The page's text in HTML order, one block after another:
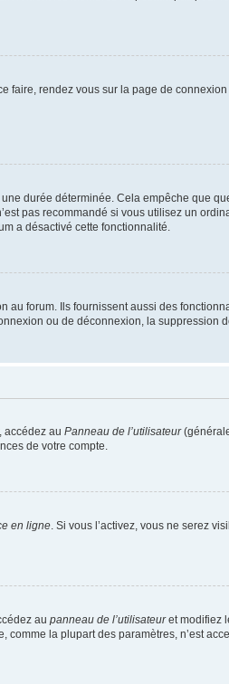
faire, rendez vous sur la page de
durée déterminée. Cela empêche que
pas recommandé si vous utilisez un
a désactivé cette fonctionnalité.
forum. Ils fournissent aussi des
ou de déconnexion, la suppression
accédez au Panneau de l’utilisateur
de votre compte.
en ligne. Si vous l’activez, vous ne serez
au panneau de l’utilisateuret modifiez
la plupart des paramètres, n’est